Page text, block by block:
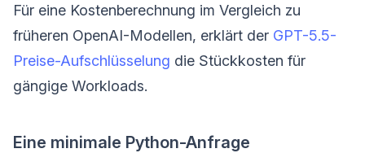
Für eine Kostenberechnung im Vergleich zu
früheren OpenAI-Modellen, erklärt der GPT-5.5-
Preise-Aufschlüsselung die Stückkosten für
gängige Workloads.
Eine minimale Python-Anfrage